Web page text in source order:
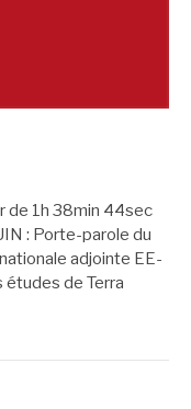
de 1h 38min 44sec
: Porte-parole du
adjointe EE-
études de Terra